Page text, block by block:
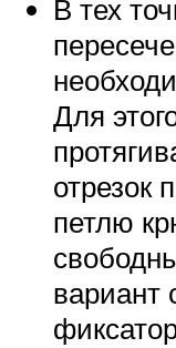
В тех
Для
отрезок
петлю
вариант